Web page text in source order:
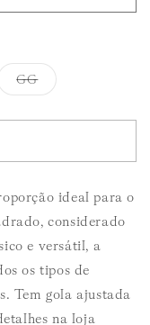
GGVariante
esgotada
ideal para o
considerado
e versátil, a
os tipos de
Tem gola ajustada
na loja